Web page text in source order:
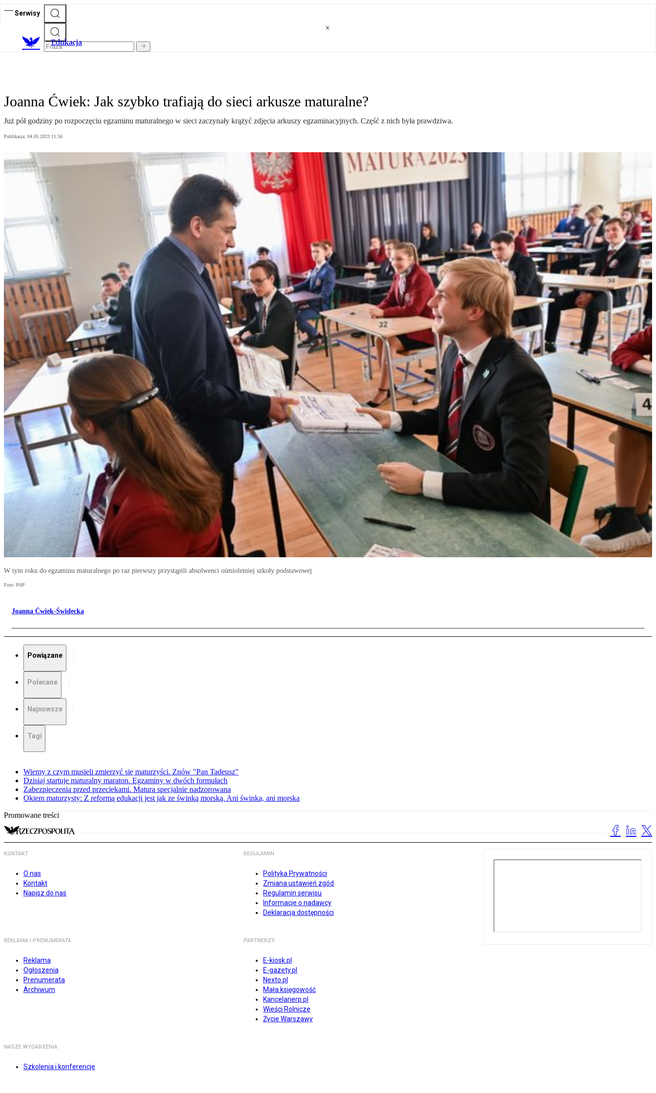
Serwisy
Edukacja
Joanna Ćwiek: Jak szybko trafiają do sieci arkusze maturalne?
Już pół godziny po rozpoczęciu egzaminu maturalnego w sieci zaczynały krążyć zdjęcia arkuszy egzaminacyjnych. Część z nich była prawdziwa.
Publikacja: 04.05.2023 11:56
W tym roku do egzaminu maturalnego po raz pierwszy przystąpili absolwenci ośmioletniej szkoły podstawowej
Foto: PAP
Joanna Ćwiek-Świdecka
Powiązane
Polecane
Najnowsze
Tagi
Wiemy z czym musieli zmierzyć się maturzyści. Znów "Pan Tadeusz"
Dzisiaj startuje maturalny maraton. Egzaminy w dwóch formułach
Zabezpieczenia przed przeciekami. Matura specjalnie nadzorowana
Okiem maturzysty: Z reformą edukacji jest jak ze świnką morską. Ani świnka, ani morska
Promowane treści
KONTAKT
O nas
Kontakt
Napisz do nas
REGULAMIN
Polityka Prywatności
Zmiana ustawień zgód
Regulamin serwisu
Informacje o nadawcy
Deklaracja dostępności
REKLAMA I PRENUMERATA
Reklama
Ogłoszenia
Prenumerata
Archiwum
PARTNERZY
E-kiosk.pl
E-gazety.pl
Nexto.pl
Mała księgowość
Kancelarierp.pl
Wieści Rolnicze
Życie Warszawy
NASZE WYDARZENIA
Szkolenia i konferencje